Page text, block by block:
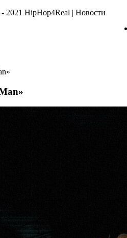
2021 HipHop4Real | Новости